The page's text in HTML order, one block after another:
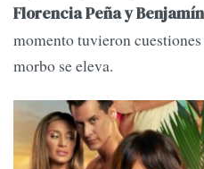
Florencia Peña y
momento tuvieron
morbo se eleva.